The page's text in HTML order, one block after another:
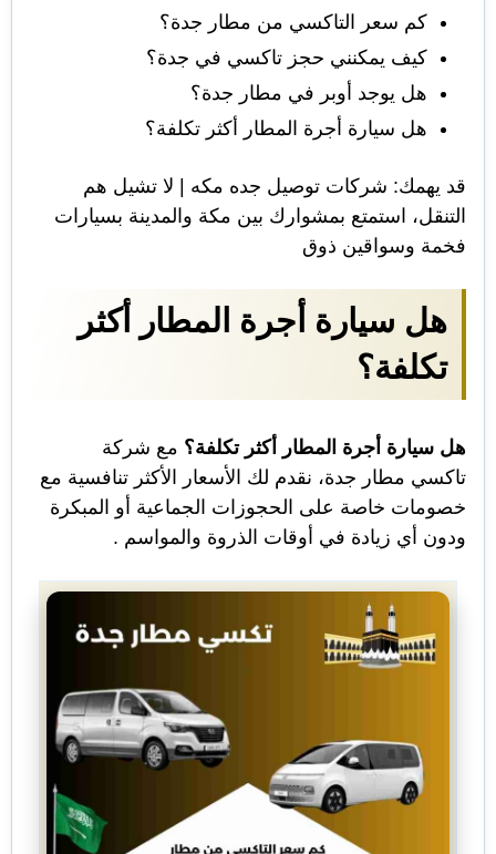
كم سعر التاكسي من مطار جدة؟
كيف يمكنني حجز تاكسي في جدة؟
هل يوجد أوبر في مطار جدة؟
هل سيارة أجرة المطار أكثر تكلفة؟
قد يهمك: شركات توصيل جده مكه | لا تشيل هم
التنقل، استمتع بمشوارك بين مكة والمدينة بسيارات
فخمة وسواقين ذوق
هل سيارة أجرة المطار أكثر
تكلفة؟
هل سيارة أجرة المطار أكثر تكلفة؟ مع شركة
تاكسي مطار جدة، نقدم لك الأسعار الأكثر تنافسية مع
خصومات خاصة على الحجوزات الجماعية أو المبكرة
ودون أي زيادة في أوقات الذروة والمواسم .